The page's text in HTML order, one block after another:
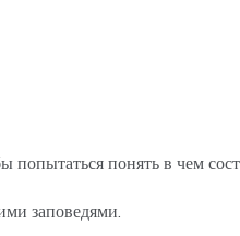
понять в чем
заповедями.